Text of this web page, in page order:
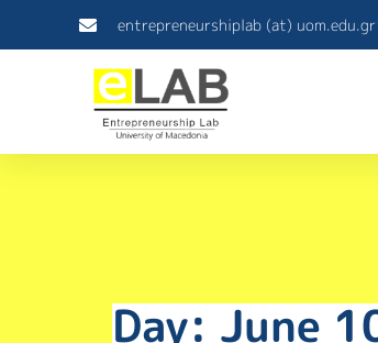
entrepreneurshiplab (at) uom.edu.gr
Day: June